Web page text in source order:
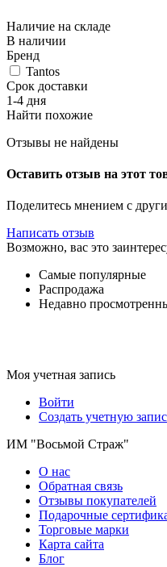
Наличие на складе
В наличии
Бренд
Tantos
Срок доставки
1-4 дня
Найти похожие
Отзывы не найдены
Оставить отзыв на этот
Поделитесь мнением с
Написать отзыв
Возможно, вас это
Самые популярные
Распродажа
Недавно
Моя учетная запись
Войти
Создать учетную
ИМ "Восьмой Страж"
О нас
Обратная связь
Отзывы покупателей
Подарочные
Торговые марки
Карта сайта
Блог